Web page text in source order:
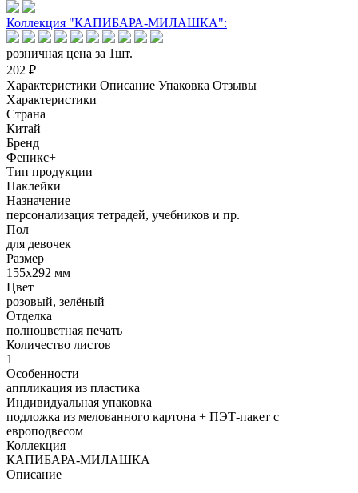
Коллекция "КАПИБАРА-МИЛАШКА":
розничная цена за 1шт.
202 ₽
Характеристики Описание Упаковка Отзывы
Характеристики
Страна
Китай
Бренд
Феникс+
Тип продукции
Наклейки
Назначение
персонализация тетрадей, учебников и пр.
Пол
для девочек
Размер
155х292 мм
Цвет
розовый, зелёный
Отделка
полноцветная печать
Количество листов
1
Особенности
аппликация из пластика
Индивидуальная упаковка
подложка из мелованного картона + ПЭТ-пакет с
европодвесом
Коллекция
КАПИБАРА-МИЛАШКА
Описание